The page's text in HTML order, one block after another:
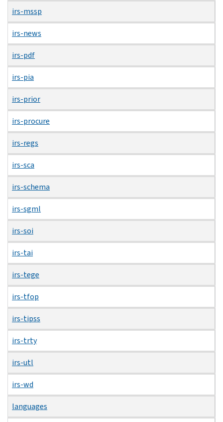
irs-mssp
irs-news
irs-pdf
irs-pia
irs-prior
irs-procure
irs-regs
irs-sca
irs-schema
irs-sgml
irs-soi
irs-tai
irs-tege
irs-tfop
irs-tipss
irs-trty
irs-utl
irs-wd
languages